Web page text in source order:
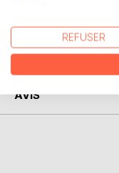
CRITIQUES PRESSE
AVIS
REFUSER